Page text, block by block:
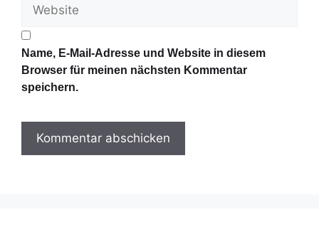
i
-
A
r
s
b
s
i
t
Name, E-Mail-Adresse und Website in diesem
Browser für meinen nächsten Kommentar
speichern.